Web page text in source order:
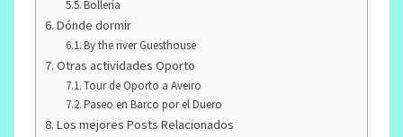
Bollería
Dónde dormir
By the river Guesthouse
Otras actividades Oporto
Tour de Oporto a Aveiro
Paseo en Barco por el Duero
Los mejores Posts Relacionados